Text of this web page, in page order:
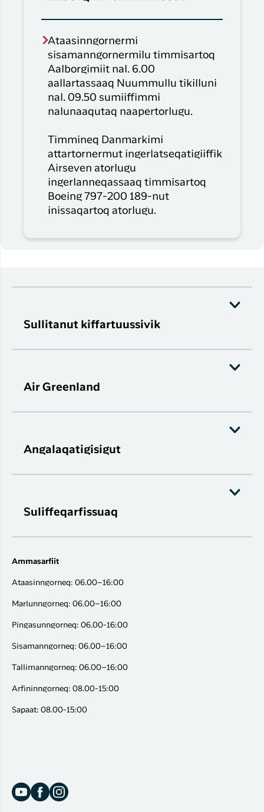
Ataasinngornermi
sisamanngornermilu timmisartoq
Aalborgimiit nal. 6.00
aallartassaaq Nuummullu tikilluni
nal. 09.50 sumiiffimmi
nalunaaqutaq naapertorlugu.
Timmineq Danmarkimi
attartornermut ingerlatseqatigiiffik
Airseven atorlugu
ingerlanneqassaaq timmisartoq
Boeing 797-200 189-nut
inissaqartoq atorlugu.
Sullitanut kiffartuussivik
Air Greenland
Angalaqatigisigut
Suliffeqarfissuaq
Ammasarfiit
Ataasinngorneq: 06.00–16:00
Marlunngorneq: 06.00–16:00
Pingasunngorneq: 06.00-16:00
Sisamanngorneq: 06.00–16:00
Tallimanngorneq: 06.00–16:00
Arfininngorneq: 08.00-15:00
Sapaat: 08.00-15:00